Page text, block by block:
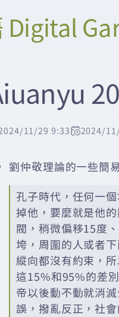
11/29 9:33 2024/
劉仲敬理論的一些簡
孔子時代，任何一
掉他，要麼就是他
閥，稍微偏移15度
垮，周圍的人或者
縱向都沒有約束，
這15%和95%的差
帝以後動不動就消
誤，撥亂反正，社